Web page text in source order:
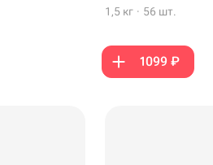
1,5 кг · 56 шт.
1099 ₽